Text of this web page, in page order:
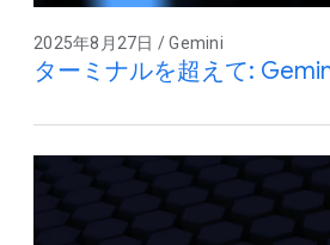
2025年8月27日 / Gemini
ターミナルを超えて: